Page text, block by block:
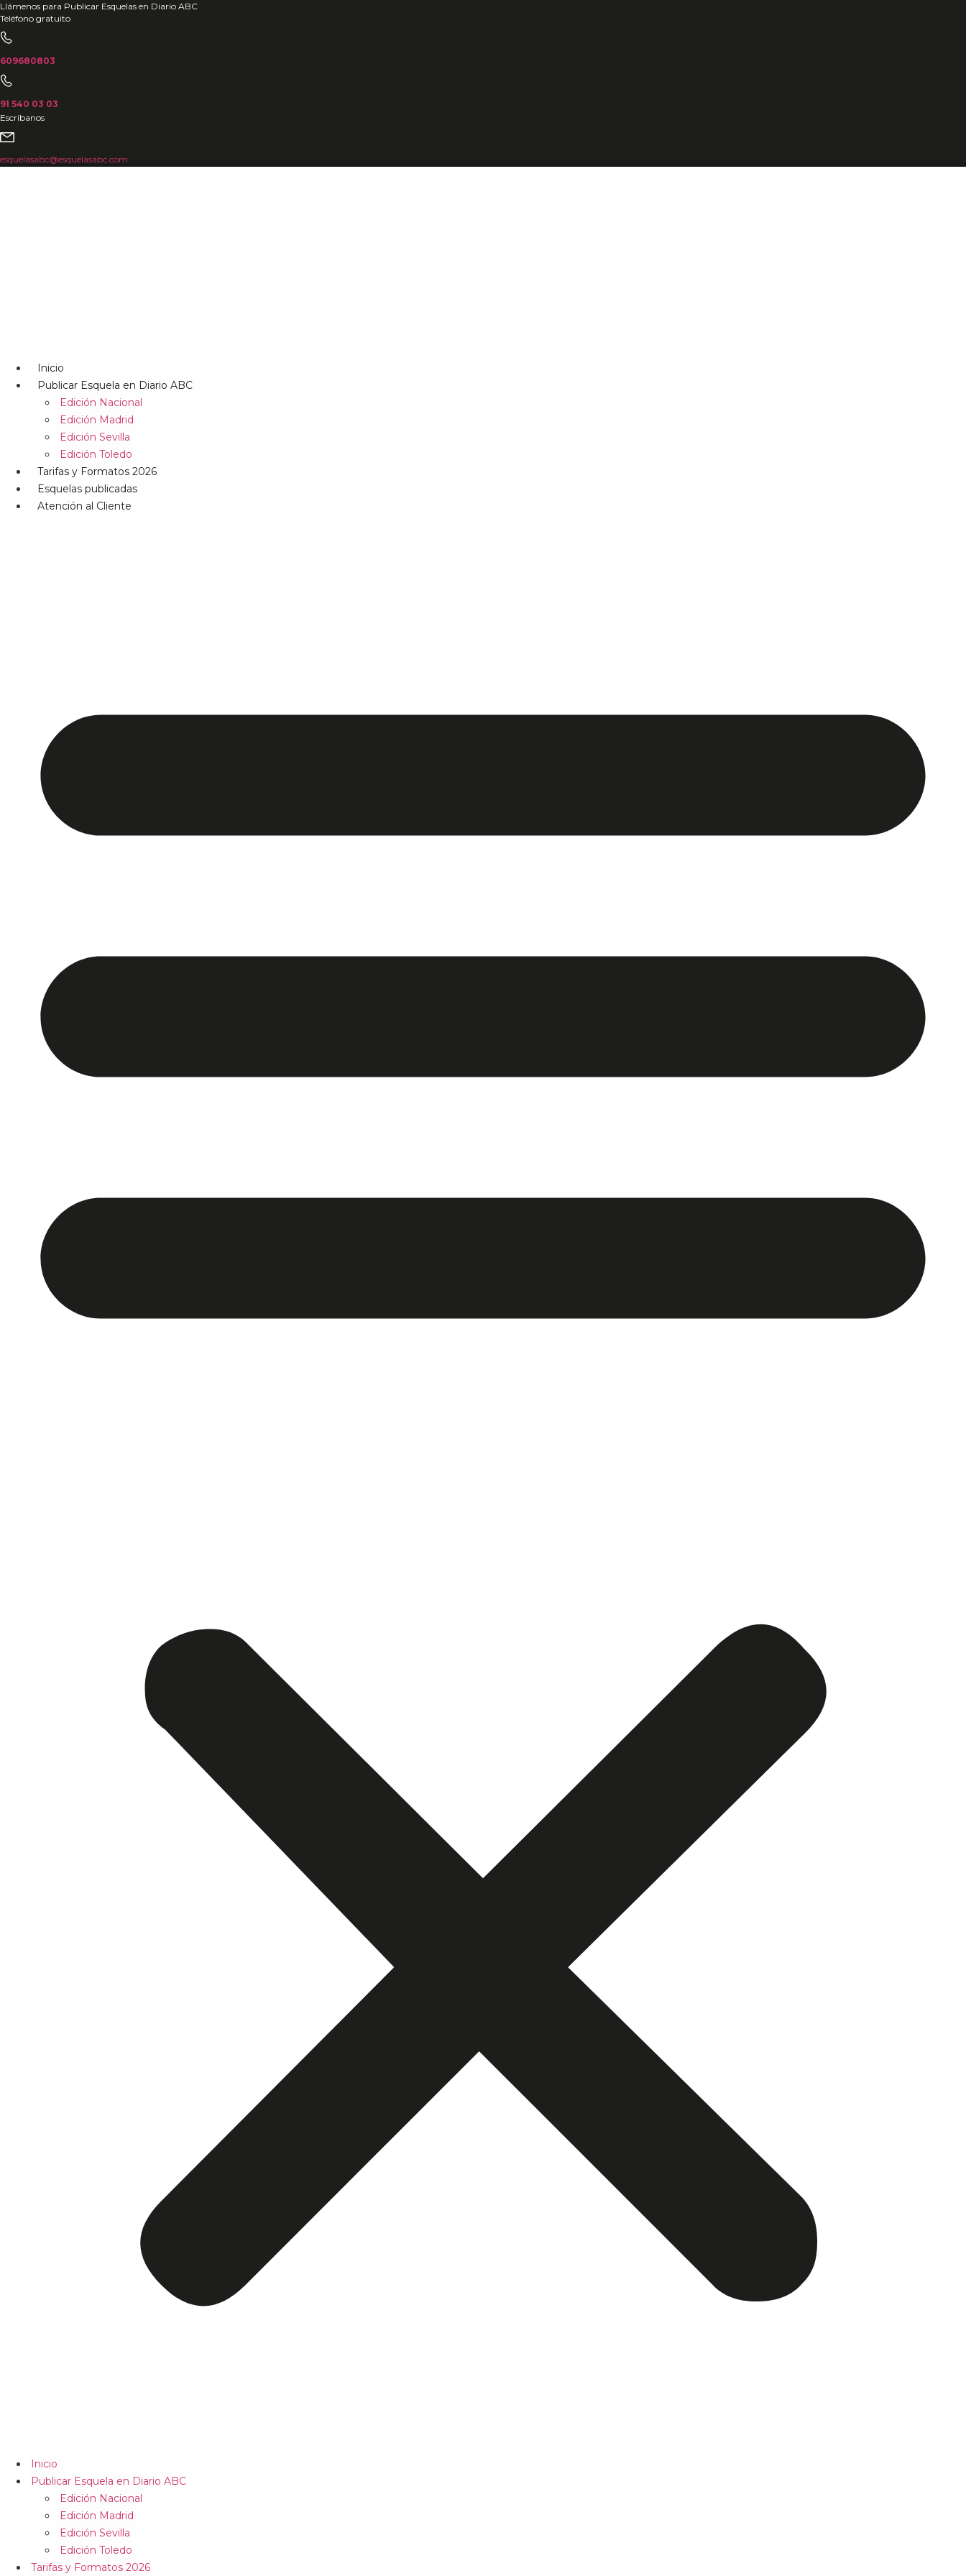
Ir
al
contenido
Llámenos para Publicar Esquelas en Diario ABC
Teléfono gratuito
609680803
91 540 03 03
Escríbanos
esquelasabc@esquelasabc.com
Inicio
Publicar Esquela en Diario ABC
Edición Nacional
Edición Madrid
Edición Sevilla
Edición Toledo
Tarifas y Formatos 2026
Esquelas publicadas
Atención al Cliente
Inicio
Publicar Esquela en Diario ABC
Edición Nacional
Edición Madrid
Edición Sevilla
Edición Toledo
Tarifas y Formatos 2026